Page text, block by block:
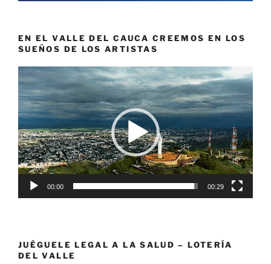
EN EL VALLE DEL CAUCA CREEMOS EN LOS
SUEÑOS DE LOS ARTISTAS
Reproductor
de
vídeo
00:00 00:29
JUÉGUELE LEGAL A LA SALUD – LOTERÍA
DEL VALLE